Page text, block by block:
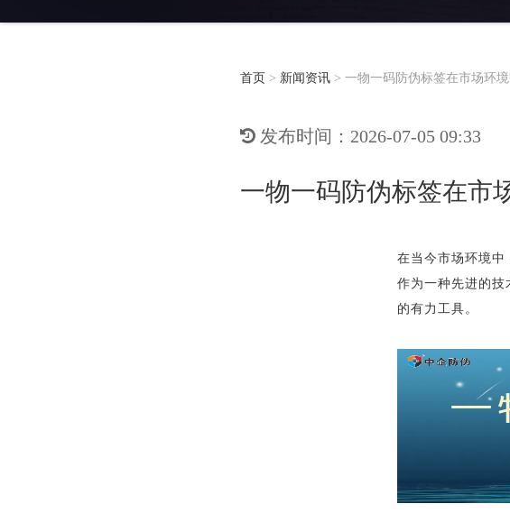
首页 > 新闻资讯 > 一物一码防伪标签在市场环
发布时间：2026-07-05 09:33
一物一码防伪标签在市
在当今市场环境中
作为一种先进的技
的有力工具。